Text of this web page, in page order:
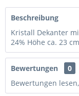
Beschreibung
Kristall Dekanter
24% Höhe ca. 23
Bewertungen
0
Bewertungen